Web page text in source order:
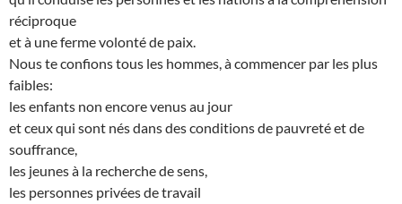
réciproque
et à une ferme volonté de paix.
Nous te confions tous les hommes, à commencer par les plus
faibles:
les enfants non encore venus au jour
et ceux qui sont nés dans des conditions de pauvreté et de
souffrance,
les jeunes à la recherche de sens,
les personnes privées de travail